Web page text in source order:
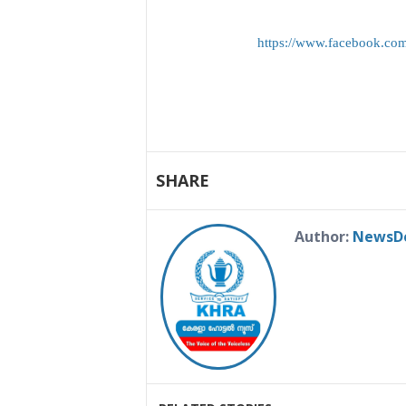
https://
SHARE
Author: